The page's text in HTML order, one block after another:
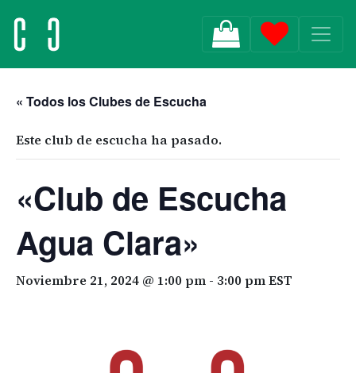
MAIN NAVIGATION
« Todos los Clubes de Escucha
Este club de escucha ha pasado.
«Club de Escucha
Agua Clara»
Noviembre 21, 2024 @ 1:00 pm - 3:00 pmEST